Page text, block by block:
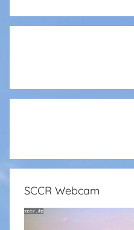
SCCR Webcam